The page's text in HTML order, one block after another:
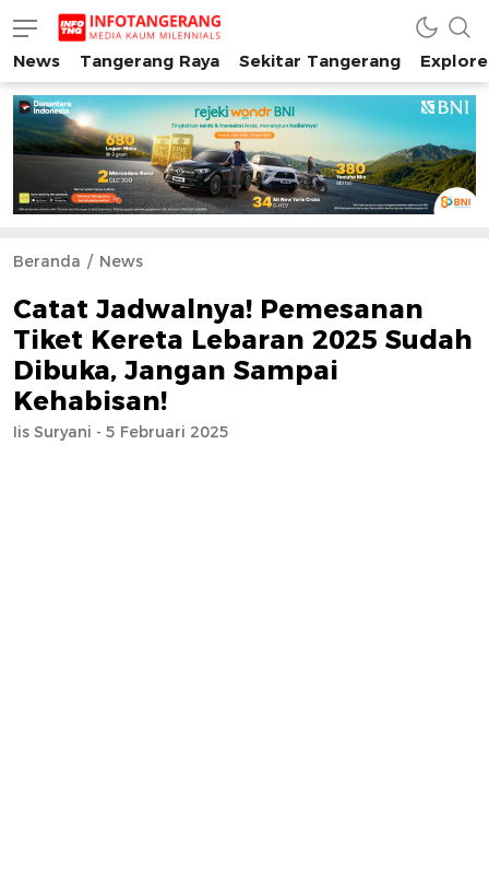
INFO TANGERANG
Media Kaum Millenials Tangerang Raya
News Tangerang Raya Sekitar Tangerang
Beranda News
Catat Jadwalnya! Pemesanan
Tiket Kereta Lebaran 2025 Sudah
Dibuka, Jangan Sampai
Kehabisan!
Iis Suryani - 5 Februari 2025